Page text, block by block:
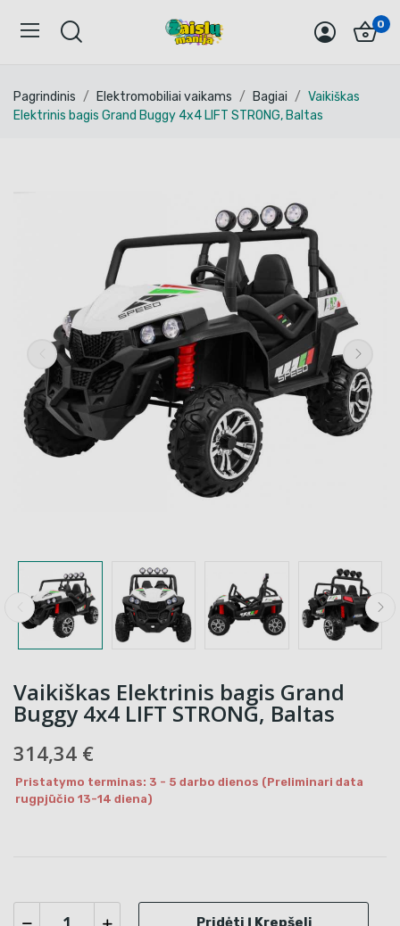
0
Pagrindinis Elektromobiliai vaikams Bagiai
Vaikiškas
Elektrinis bagis Grand Buggy 4x4 LIFT STRONG, Baltas
Vaikiškas Elektrinis bagis Grand
Buggy 4x4 LIFT STRONG, Baltas
314,34 €
Pristatymo terminas: 3 - 5 darbo dienos (Preliminari data
rugpjūčio 13-14 diena)
Pridėti Į Krepšelį